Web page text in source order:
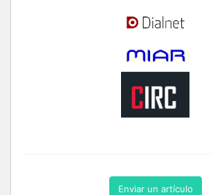
Enviar un artículo